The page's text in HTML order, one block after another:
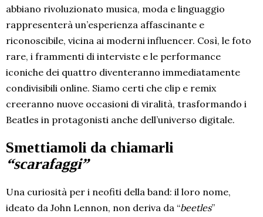
abbiano rivoluzionato musica, moda e linguaggio
rappresenterà un’esperienza affascinante e
riconoscibile, vicina ai moderni influencer. Così, le foto
rare, i frammenti di interviste e le performance
iconiche dei quattro diventeranno immediatamente
condivisibili online. Siamo certi che clip e remix
creeranno nuove occasioni di viralità, trasformando i
Beatles in protagonisti anche dell’universo digitale.
Smettiamoli da chiamarli
“scarafaggi”
Una curiosità per i neofiti della band: il loro nome,
ideato da John Lennon, non deriva da “beetles”